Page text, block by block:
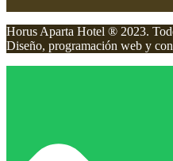
Horus Aparta Hotel ® 2023.
Diseño, programación web y